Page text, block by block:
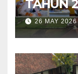
TAHUN
26 MAY 2026